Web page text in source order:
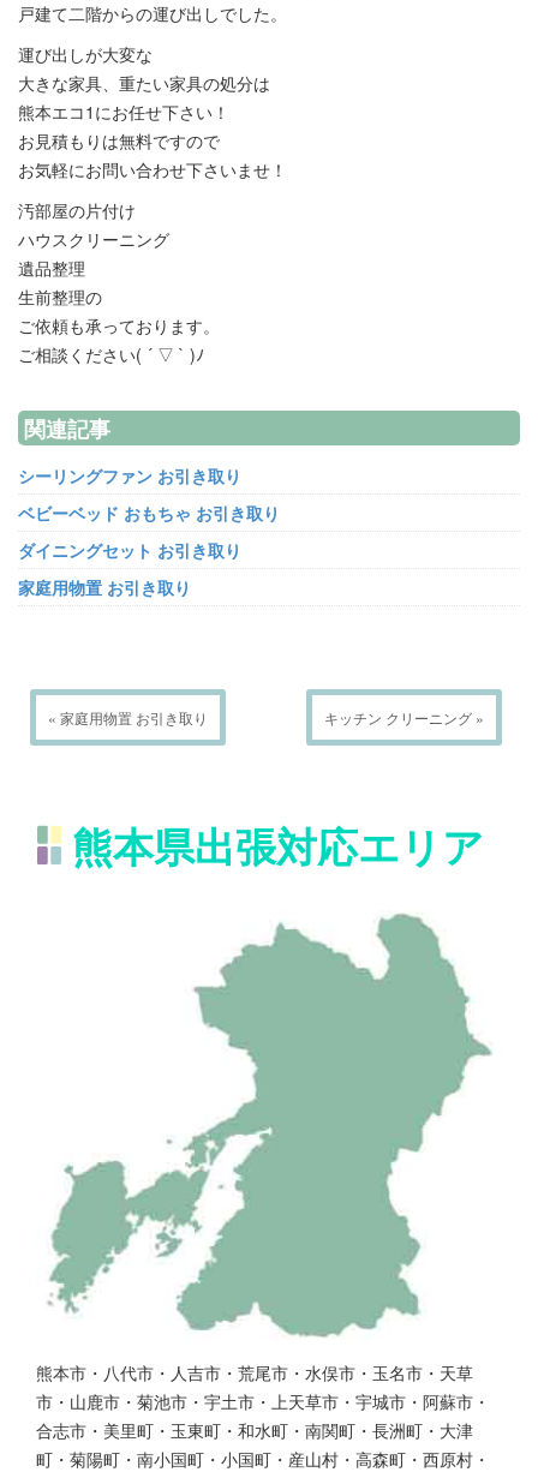
戸建て二階からの運び出しでした。
運び出しが大変な
大きな家具、重たい家具の処分は
熊本エコ1にお任せ下さい！
お見積もりは無料ですので
お気軽にお問い合わせ下さいませ！
汚部屋の片付け
ハウスクリーニング
遺品整理
生前整理の
ご依頼も承っております。
ご相談ください( ´ ▽ ` )ﾉ
関連記事
シーリングファン お引き取り
ベビーベッド おもちゃ お引き取り
ダイニングセット お引き取り
家庭用物置 お引き取り
« 家庭用物置 お引き取り キッチン クリーニング »
熊本県出張対応エリア
熊本市・八代市・人吉市・荒尾市・水俣市・玉名市・天草
市・山鹿市・菊池市・宇土市・上天草市・宇城市・阿蘇市・
合志市・美里町・玉東町・和水町・南関町・長洲町・大津
町・菊陽町・南小国町・小国町・産山村・高森町・西原村・